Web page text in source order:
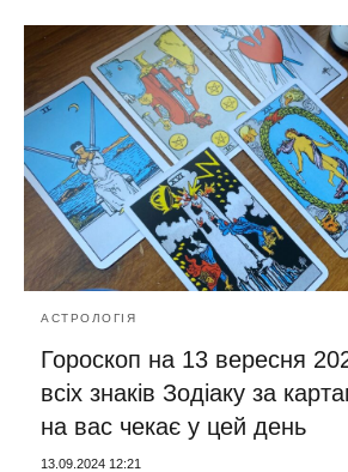
АСТРОЛОГІЯ
Гороскоп на 13 вересня
всіх знаків Зодіаку за
на вас чекає у цей день
13.09.2024 12:21